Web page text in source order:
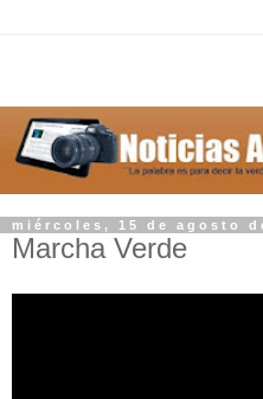
miércoles, 15 de agosto
Marcha Verde